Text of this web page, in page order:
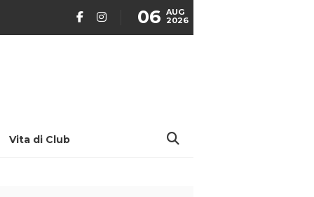
06 AUG
2026
Vita di Club